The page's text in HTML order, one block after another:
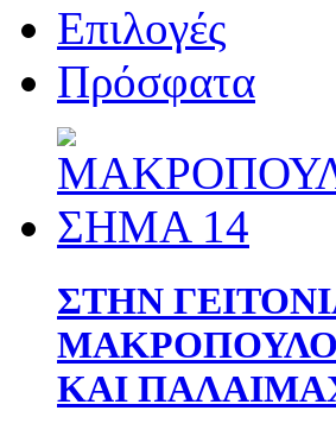
Επιλογές
Πρόσφατα
ΣΤΗΝ
ΚΑΙ